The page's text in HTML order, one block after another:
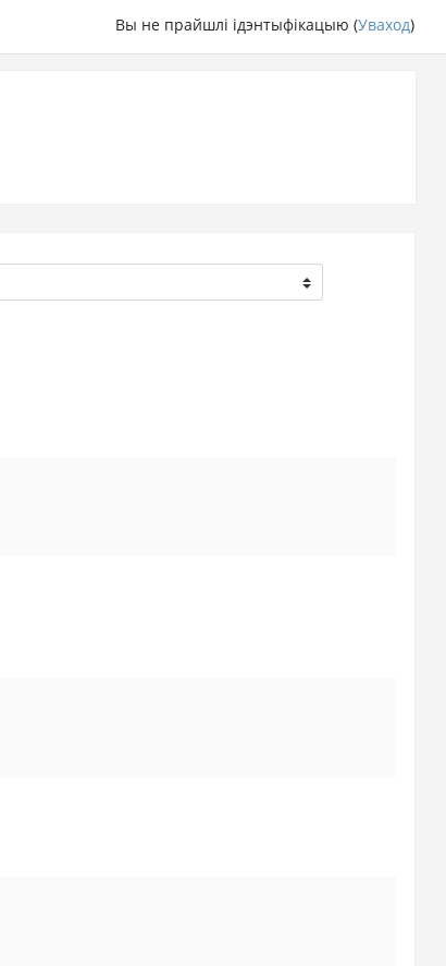
Вы не прайшлі ідэнтыфікацыю (Уваход)